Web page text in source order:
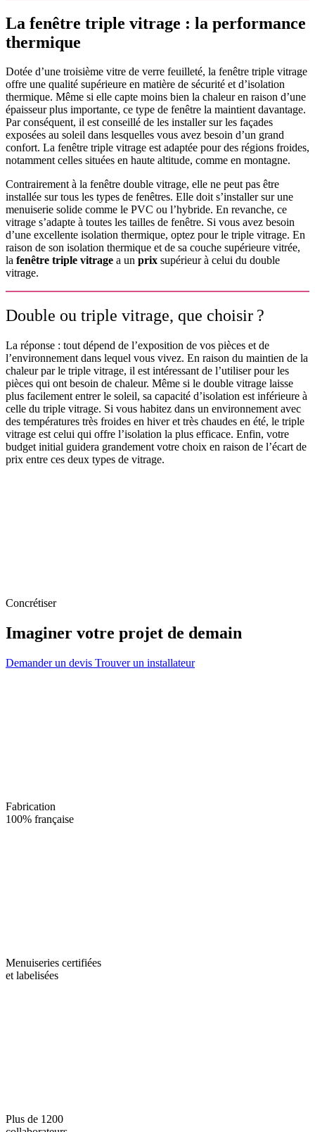
La fenêtre triple vitrage : la performance
thermique
Dotée d’une troisième vitre de verre feuilleté, la fenêtre triple vitrage
offre une qualité supérieure en matière de sécurité et d’isolation
thermique. Même si elle capte moins bien la chaleur en raison d’une
épaisseur plus importante, ce type de fenêtre la maintient davantage.
Par conséquent, il est conseillé de les installer sur les façades
exposées au soleil dans lesquelles vous avez besoin d’un grand
confort. La fenêtre triple vitrage est adaptée pour des régions froides,
notamment celles situées en haute altitude, comme en montagne.
Contrairement à la fenêtre double vitrage, elle ne peut pas être
installée sur tous les types de fenêtres. Elle doit s’installer sur une
menuiserie solide comme le PVC ou l’hybride. En revanche, ce
vitrage s’adapte à toutes les tailles de fenêtre. Si vous avez besoin
d’une excellente isolation thermique, optez pour le triple vitrage. En
raison de son isolation thermique et de sa couche supérieure vitrée,
la fenêtre triple vitrage a un prix supérieur à celui du double
vitrage.
Double ou triple vitrage, que choisir ?
La réponse : tout dépend de l’exposition de vos pièces et de
l’environnement dans lequel vous vivez. En raison du maintien de la
chaleur par le triple vitrage, il est intéressant de l’utiliser pour les
pièces qui ont besoin de chaleur. Même si le double vitrage laisse
plus facilement entrer le soleil, sa capacité d’isolation est inférieure à
celle du triple vitrage. Si vous habitez dans un environnement avec
des températures très froides en hiver et très chaudes en été, le triple
vitrage est celui qui offre l’isolation la plus efficace. Enfin, votre
budget initial guidera grandement votre choix en raison de l’écart de
prix entre ces deux types de vitrage.
Concrétiser
Imaginer votre projet de demain
Demander un devis Trouver un installateur
Fabrication
100% française
Menuiseries certifiées
et labelisées
Plus de 1200